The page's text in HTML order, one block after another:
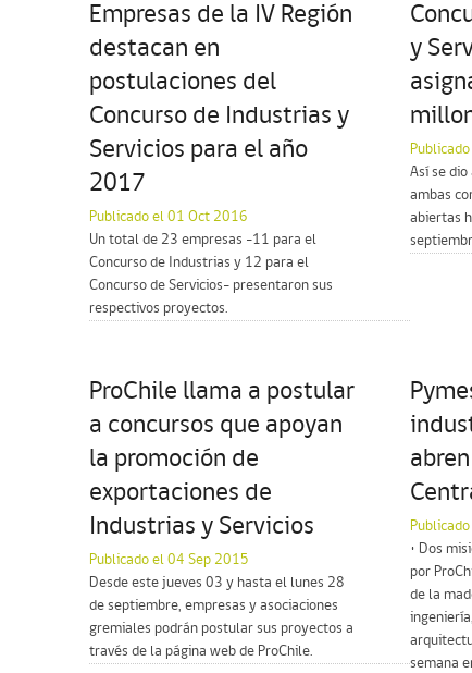
Empresas de la IV Región
destacan en
postulaciones del
Concurso de Industrias y
Servicios para el año
2017
Publicado el 01 Oct 2016
Un total de 23 empresas -11 para el
Concurso de Industrias y 12 para el
Concurso de Servicios- presentaron sus
respectivos proyectos.
y
Así se
ambas
abiertas
ProChile llama a postular
a concursos que apoyan
la promoción de
exportaciones de
Industrias y Servicios
Publicado el 04 Sep 2015
Desde este jueves 03 y hasta el lunes 28
de septiembre, empresas y asociaciones
gremiales podrán postular sus proyectos a
través de la página web de ProChile.
• Dos
por
de la
semana